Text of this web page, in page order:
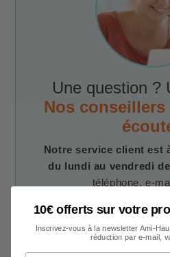
Une question ?
Nos
Notre service client est
du lundi au vendredi de
téléphone, e-
Contacter un
10€ offerts sur votre
Inscrivez-vous à la newsletter Ami-
réduction par e-mail,